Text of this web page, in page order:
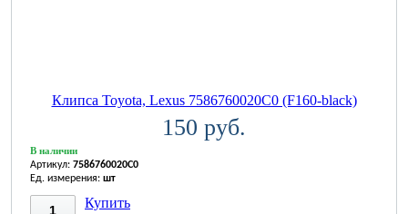
Клипса Toyota, Lexus 7586760020C0 (F160-black)
150 руб.
В наличии
Артикул: 7586760020C0
Ед. измерения: шт
Купить